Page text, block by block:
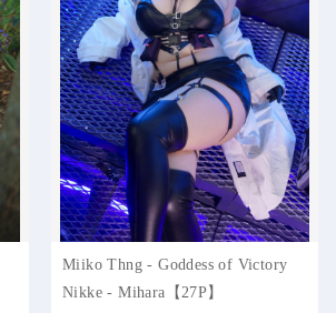
Miiko Thng - Goddess of Victory
Nikke - Mihara【27P】